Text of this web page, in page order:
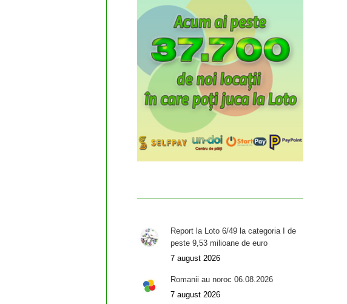
Report la Loto 6/49 la categoria I de
peste 9,53 milioane de euro
7 august 2026
Romanii au noroc 06.08.2026
7 august 2026